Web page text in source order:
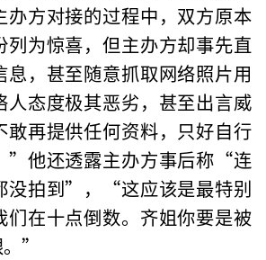
办方对接的过程中，双方原本
列为惊喜，但主办方却事先直
息，甚至随意抓取网络照片用
态度极其恶劣，甚至出言威
敢再提供任何资料，只好自行
”他还透露主办方事后称“连
没拍到”，“这应该是最特别
们在十点倒数。齐姐你要是被
”